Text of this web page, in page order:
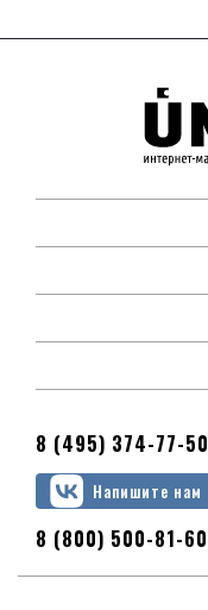
8 (495) 374-77-50
Напишите нам
8 (800) 500-81-60